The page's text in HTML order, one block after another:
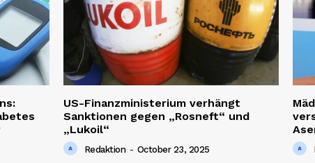
US-Finanzministerium verhängt
Sanktionen gegen „Rosneft“ und
„Lukoil“
Redaktion - October 23, 2025